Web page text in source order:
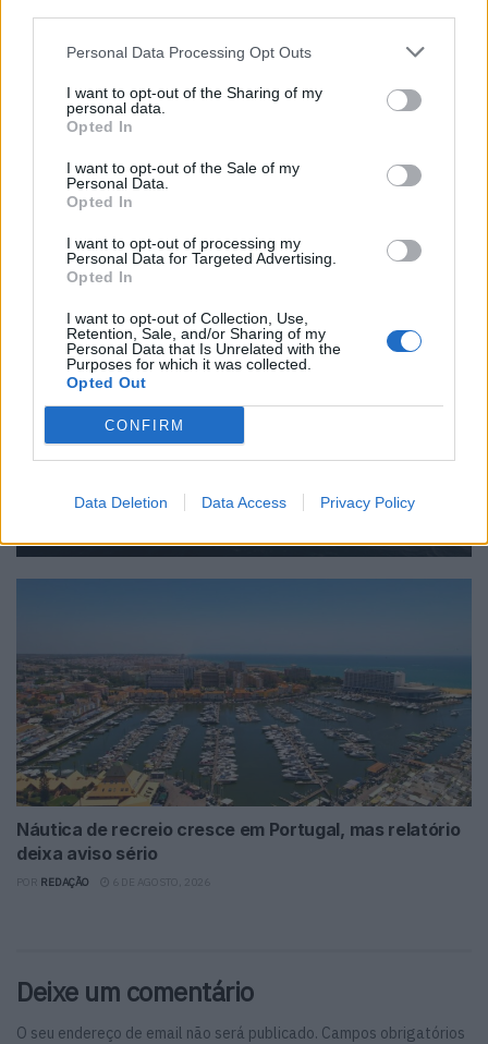
Personal Data Processing Opt Outs
I want to opt-out of the Sharing of my
personal data.
Opted In
I want to opt-out of the Sale of my
Personal Data.
Opted In
I want to opt-out of processing my
Personal Data for Targeted Advertising.
Opted In
I want to opt-out of Collection, Use,
Retention, Sale, and/or Sharing of my
Personal Data that Is Unrelated with the
Purposes for which it was collected.
Opted Out
CONFIRM
Data Deletion Data Access Privacy Policy
Victoria Calderon
Artigos relacionados
Seeking Adventure, um filme para lançar o
novo D36 Cabin
Náutica de recreio cresce em Portugal, mas relatório
deixa aviso sério
REDAÇÃO
Deixe um comentário
O seu endereço de email não será publicado. Campos obrigatórios